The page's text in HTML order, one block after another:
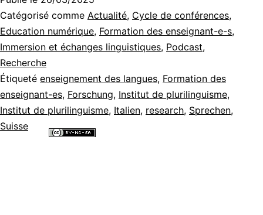
dans
des
Catégorisé comme Actualité, Cycle de conférences,
Education numérique, Formation des enseignant-e-s,
Immersion et échanges linguistiques, Podcast,
Recherche
Étiqueté enseignement des langues, Formation des
enseignant-es, Forschung, Institut de plurilinguisme,
Institut de plurilinguisme, Italien, research, Sprechen,
Suisse